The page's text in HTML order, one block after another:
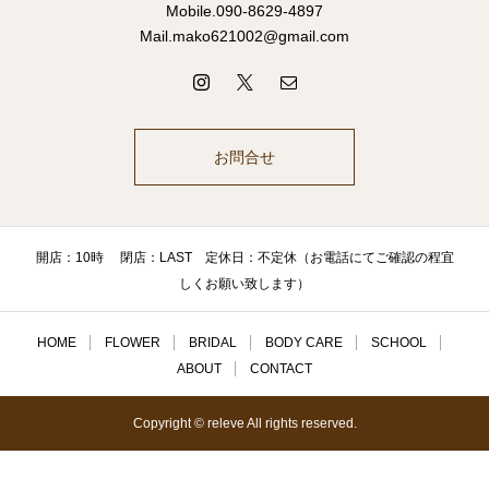
Mobile.090-8629-4897
Mail.mako621002@gmail.com
お問合せ
開店：10時 閉店：LAST 定休日：不定休（お電話にてご確認の程宜
しくお願い致します）
HOME FLOWER BRIDAL BODY CARE
SCHOOL
ABOUT
CONTACT
Copyright © releve All rights reserved.